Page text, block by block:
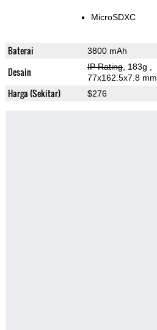
MicroSDXC
Baterai 3800 mAh
Desain IP Rating, 183g
77x162.5x7.8 mm
Harga (Sekitar) $276